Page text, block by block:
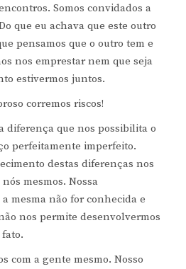
Somos convidados a
que eu achava que este outro
pensamos que o outro tem e
nos emprestar nem que seja
estivermos juntos.
corremos riscos!
diferença que nos possibilita o
perfeitamente imperfeito.
destas diferenças nos
mesmos. Nossa
mesma não for conhecida e
nos permite desenvolvermos
com a gente mesmo. Nosso